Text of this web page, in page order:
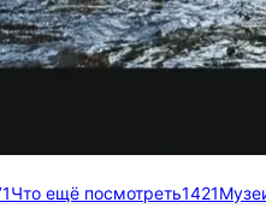
Что ещё посмотреть1421